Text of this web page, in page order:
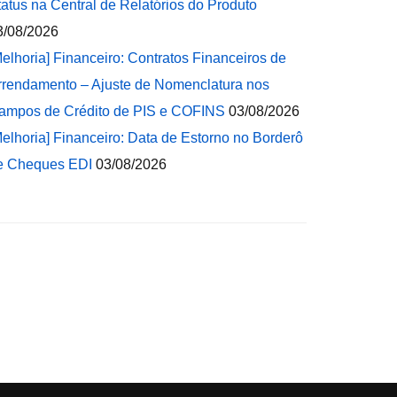
na Central de Relatórios do Produto
08/2026
Financeiro: Contratos Financeiros de
– Ajuste de Nomenclatura nos
de Crédito de PIS e COFINS 03/08/2026
Financeiro: Data de Estorno no Borderô
Cheques EDI 03/08/2026